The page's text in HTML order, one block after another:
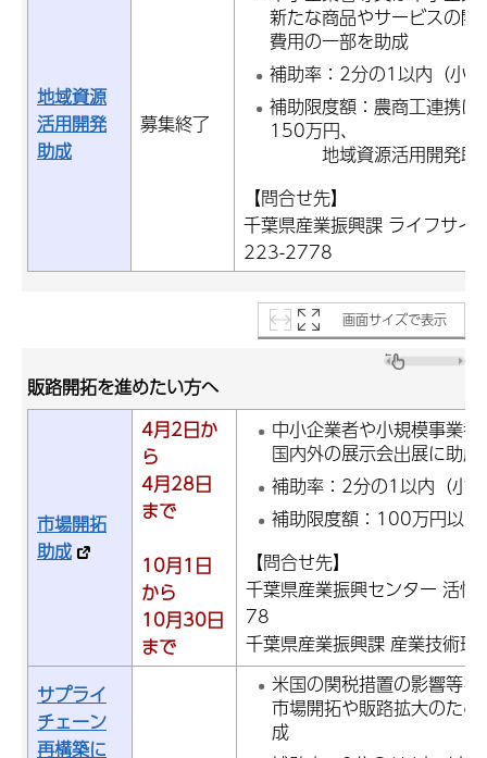
地域資源
活用開発
助成
募集終了
新たな商品やサービスの
費用の一部を助成
補助率：2分の1以内（小
補助限度額：農商工連携
150万円、
地域資源活用開発助
【問合せ先】
千葉県産業振興課 ライフサ
223-2778
画面サイズで表示
販路開拓を進めたい方へ
市場開拓
助成
4月2日か
ら
4月28日
まで
10月1日
から
10月30日
まで
中小企業者や小規模事業
国内外の展示会出展に
補助率：2分の1以内（小
補助限度額：100万円以内
【問合せ先】
千葉県産業振興センター 活
78
千葉県産業振興課 産業技術
サプライ
チェーン
再構築に
米国の関税措置の影響等
市場開拓や販路拡大のた
成